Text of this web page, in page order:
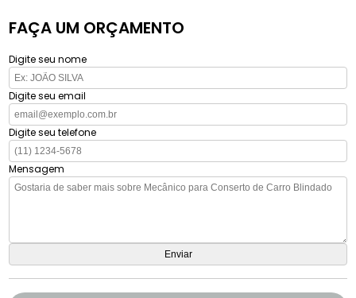
FAÇA UM ORÇAMENTO
Digite seu nome
Digite seu email
Digite seu telefone
Mensagem